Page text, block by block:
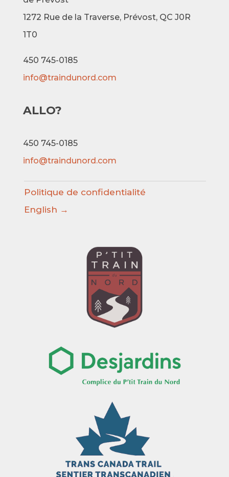
1272 Rue de la Traverse, Prévost, QC J0R
1T0
450 745-0185
info@traindunord.com
ALLO?
450 745-0185
info@traindunord.com
Politique de confidentialité
English →